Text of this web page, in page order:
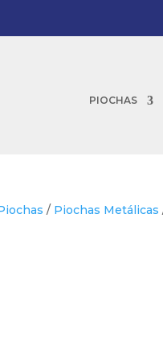
PIOCHAS
/ Piochas Metálicas